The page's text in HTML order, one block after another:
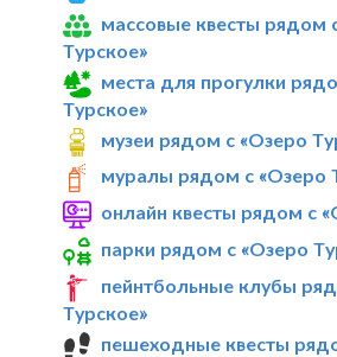
массовые квесты рядом
Турское»
места для прогулки
Турское»
музеи рядом с «Озеро
муралы рядом с «Озеро
онлайн квесты рядом с
парки рядом с «Озеро
пейнтбольные клубы
Турское»
пешеходные квесты